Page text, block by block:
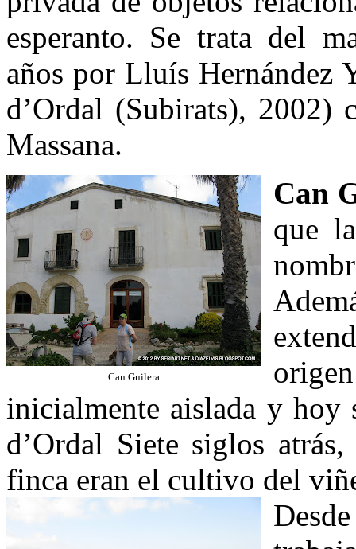
esperanto. Se trata del
años por Lluís Hernández
d’Ordal (Subirats), 2002)
Massana.
Can Guilera
Can
que
inicialmente aislada y hoy
d’Ordal Siete siglos
finca eran el cultivo del